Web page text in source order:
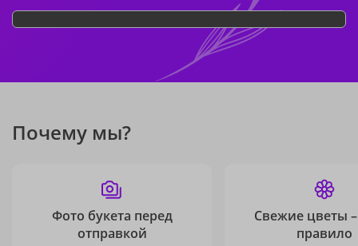
Почему мы?
Фото букета перед
отправкой
Свежие цветы
правило